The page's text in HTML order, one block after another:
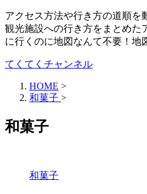
アクセス方法や行き方の道順を
観光施設への行き方をまとめた
に行くのに地図なんて不要！地
てくてくチャンネル
HOME >
和菓子 >
和菓子
和菓子